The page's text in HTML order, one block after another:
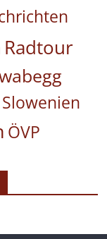
Radtour
Slowenien
ÖVP